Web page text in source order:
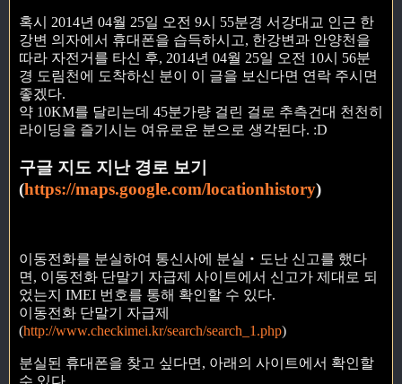
혹시 2014년 04월 25일 오전 9시 55분경 서강대교 인근 한
강변 의자에서 휴대폰을 습득하시고, 한강변과 안양천을
따라 자전거를 타신 후, 2014년 04월 25일 오전 10시 56분
경 도림천에 도착하신 분이 이 글을 보신다면 연락 주시면
좋겠다.
약 10KM를 달리는데 45분가량 걸린 걸로 추측건대 천천히
라이딩을 즐기시는 여유로운 분으로 생각된다. :D
구글 지도 지난 경로 보기
(https://maps.google.com/locationhistory)
이동전화를 분실하여 통신사에 분실‧도난 신고를 했다
면, 이동전화 단말기 자급제 사이트에서 신고가 제대로 되
었는지 IMEI 번호를 통해 확인할 수 있다.
이동전화 단말기 자급제
(http://www.checkimei.kr/search/search_1.php)
분실된 휴대폰을 찾고 싶다면, 아래의 사이트에서 확인할
수 있다.